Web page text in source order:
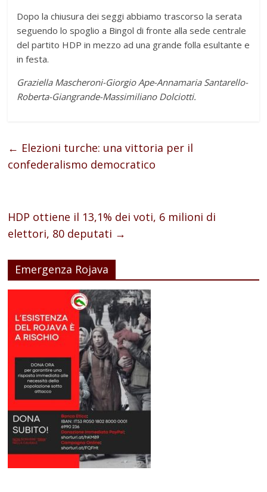
Dopo la chiusura dei seggi abbiamo trascorso la serata
seguendo lo spoglio a Bingol di fronte alla sede centrale
del partito HDP in mezzo ad una grande folla esultante e
in festa.
Graziella Mascheroni-Giorgio Ape-Annamaria Santarello-
Roberta-Giangrande-Massimiliano Dolciotti.
← Elezioni turche: una vittoria per il
confederalismo democratico
HDP ottiene il 13,1% dei voti, 6 milioni di
elettori, 80 deputati →
Emergenza Rojava